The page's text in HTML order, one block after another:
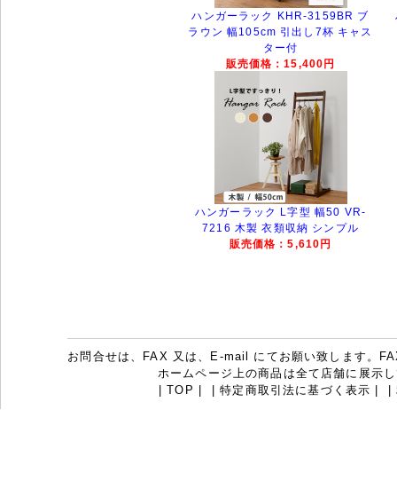
ハンガーラック KHR-3159BR ブ
ラウン 幅105cm 引出し7杯 キャス
ター付
販売価格：15,400円
ハンガーラック L字型 幅50 VR-
7216 木製 衣類収納 シンプル
販売価格：5,610円
お問合せは、FAX 又は、E-mail にてお願い致します。
ホームページ上の商品は全て店舗に展示
|TOP | |特定商取引法に基づく表示 | |